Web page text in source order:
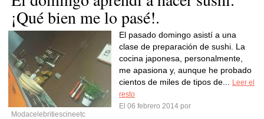
¡Qué bien me lo pasé!.
El pasado domingo asistí a una
clase de preparación de sushi. La
cocina japonesa, personalmente,
me apasiona y, aunque he probado
cientos de miles de tipos de...
Leer el
resto
El 06 febrero 2014 por
Modacelebritiescineetc